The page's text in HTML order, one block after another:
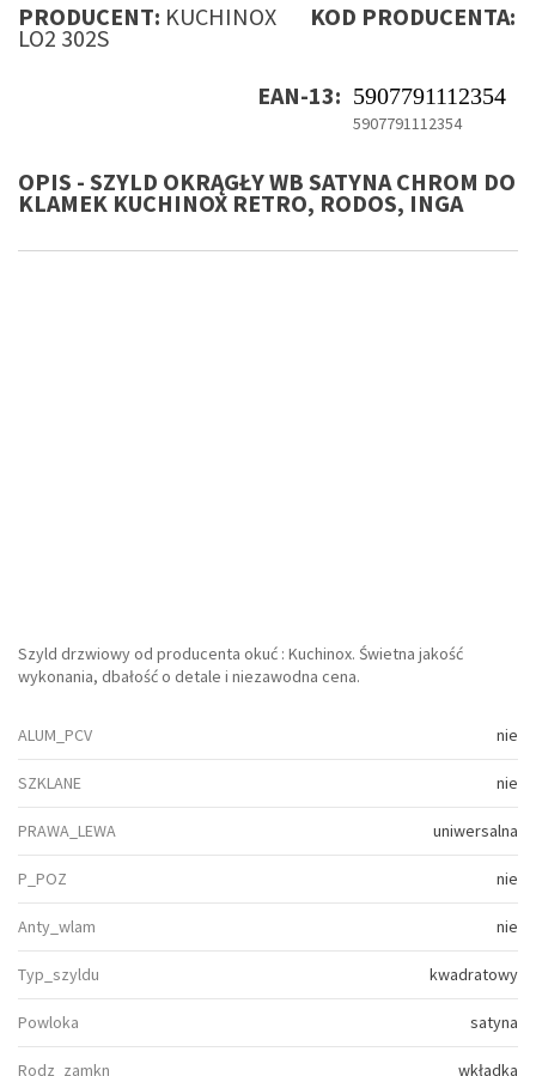
PRODUCENT: KUCHINOX KOD PRODUCENTA:
LO2 302S
EAN-13: 5907791112354
5907791112354
OPIS - SZYLD OKRĄGŁY WB SATYNA CHROM DO
KLAMEK KUCHINOX RETRO, RODOS, INGA
Szyld drzwiowy od producenta okuć : Kuchinox. Świetna jakość
wykonania, dbałość o detale i niezawodna cena.
ALUM_PCV nie
SZKLANE nie
PRAWA_LEWA uniwersalna
P_POZ nie
Anty_wlam nie
Typ_szyldu kwadratowy
Powloka satyna
Rodz_zamkn wkładka